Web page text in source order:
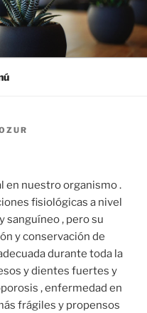
en nuestro organismo .
fisiológicas a nivel
sanguíneo , pero su
y conservación de
durante toda la
y dientes fuertes y
, enfermedad en
frágiles y propensos